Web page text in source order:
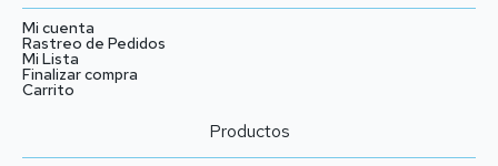
Mi cuenta
Rastreo de Pedidos
Mi Lista
Finalizar compra
Carrito
Productos